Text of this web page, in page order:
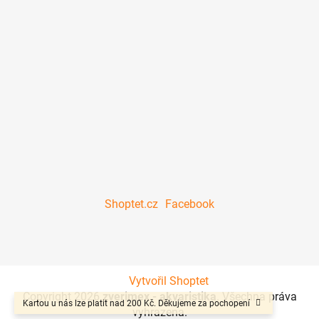
Kartou u nás lze platit nad 200 Kč. Děkujeme za pochopení
Shoptet.cz Facebook
Vytvořil Shoptet
Copyright 2026zverimex - akvaristika. Všechna práva
vyhrazena.